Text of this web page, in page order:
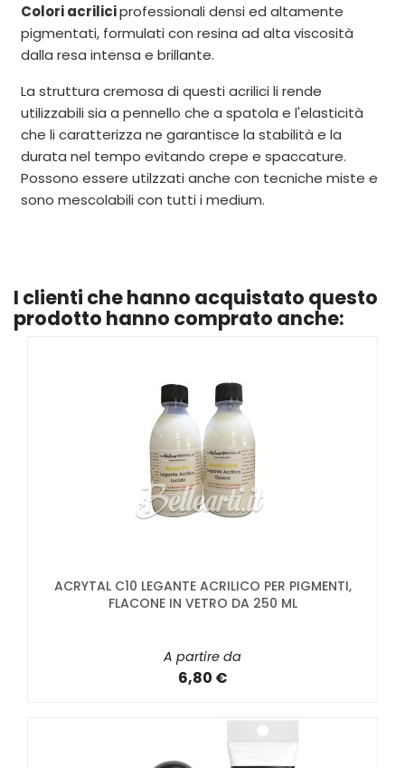
Colori acriliciprofessionali densi ed altamente
pigmentati, formulati con resina ad alta viscosità
dalla resa intensa e brillante.
La struttura cremosa di questi acrilici li rende
utilizzabili sia a pennello che a spatola e l'elasticità
che li caratterizza ne garantisce la stabilità e la
durata nel tempo evitando crepe e spaccature.
Possono essere utilzzati anche con tecniche miste e
sono mescolabili con tutti i medium.
I clienti che hanno acquistato questo
prodotto hanno comprato anche:
ACRYTAL C10 LEGANTE ACRILICO PER PIGMENTI,
FLACONE IN VETRO DA 250 ML
A partire da
6,80 €